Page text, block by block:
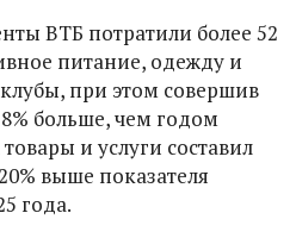
ВТБ потратили более 52
питание, одежду и
при этом совершив
больше, чем годом
и услуги составил
выше показателя
года.